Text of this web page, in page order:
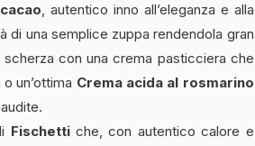
, autentico inno all’eleganza e alla
di una semplice zuppa rendendola gran
con una crema pasticciera che
un’ottima Crema acida al rosmarino
Fischetti che, con autentico calore e